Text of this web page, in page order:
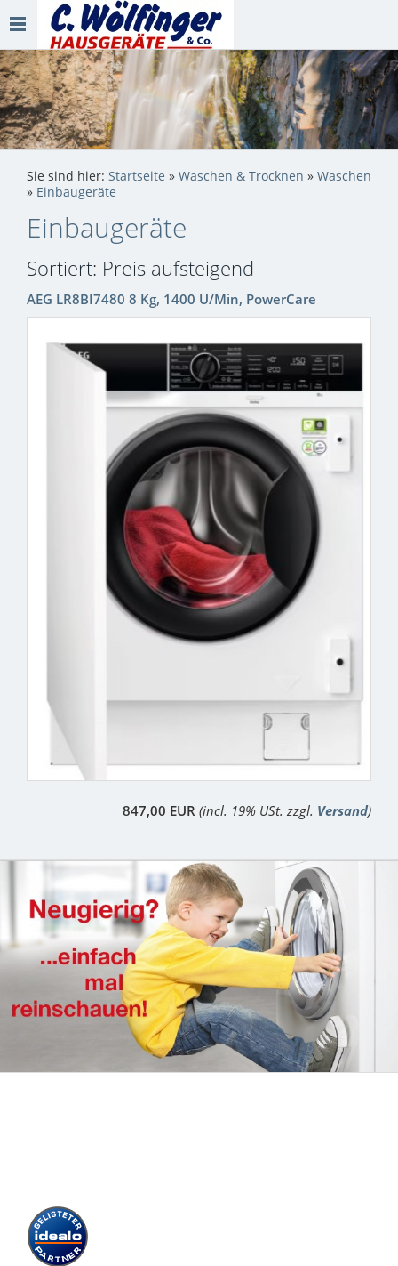
Sie sind hier: Startseite » Waschen & Trocknen » Waschen
» Einbaugeräte
Einbaugeräte
Sortiert: Preis aufsteigend
AEG LR8BI7480 8 Kg, 1400 U/Min, PowerCare
847,00 EUR (incl. 19% USt. zzgl. Versand)